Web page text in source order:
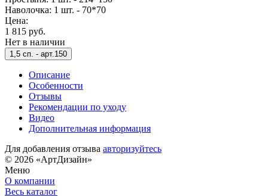
Наволочка: 1 шт. - 70*70
Цена:
1 815 руб.
Нет в наличии
1,5 сп. - арт.150
Описание
Особенности
Отзывы
Рекомендации по уходу
Видео
Дополнительная информация
Для добавления отзыва авторизуйтесь
© 2026 «АртДизайн»
Меню
О компании
Весь каталог